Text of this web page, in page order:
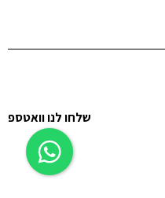
שלחו לנו וואטספ